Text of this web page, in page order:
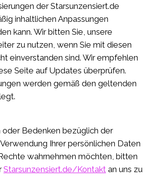
der Starsunzensiert.de
inhaltlichen Anpassungen
kann. Wir bitten Sie, unsere
zu nutzen, wenn Sie mit diesen
einverstanden sind. Wir empfehlen
Seite auf Updates überprüfen.
werden gemäß den geltenden
oder Bedenken bezüglich der
Ihrer persönlichen Daten
wahrnehmen möchten, bitten
Starsunzensiert.de/Kontakt an uns zu